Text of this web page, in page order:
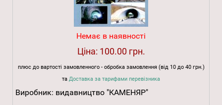
Немає в наявності
Ціна: 100.00 грн.
плюс до вартості замовленного - обробка замовлення (від 10 до 40 грн.)
та Доставка за тарифами перевізника
Виробник: видавництво "КАМЕНЯР"